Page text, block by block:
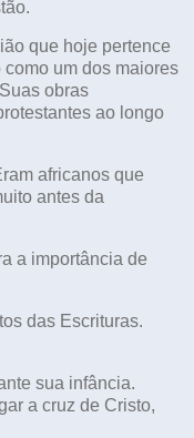
que hoje pertence
um dos maiores
obras
ao longo
africanos que
antes da
a importância de
das Escrituras.
sua infância.
a cruz de Cristo,